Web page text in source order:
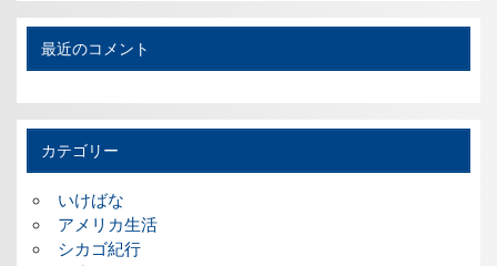
最近のコメント
カテゴリー
いけばな
アメリカ生活
シカゴ紀行